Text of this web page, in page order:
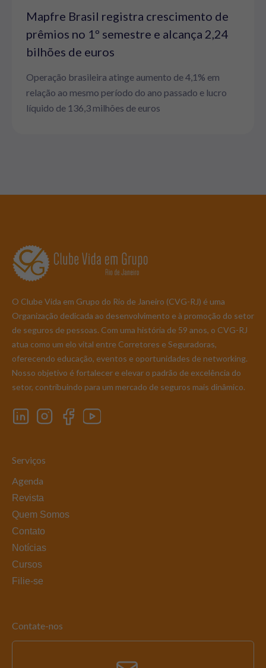
Mapfre Brasil registra crescimento de
prêmios no 1º semestre e alcança 2,24
bilhões de euros
Operação brasileira atinge aumento de 4,1% em
relação ao mesmo período do ano passado e lucro
líquido de 136,3 milhões de euros
O Clube Vida em Grupo do Rio de Janeiro (CVG-RJ) é uma
Organização dedicada ao desenvolvimento e à promoção do setor
de seguros de pessoas. Com uma história de 59 anos, o CVG-RJ
atua como um elo vital entre Corretores e Seguradoras,
oferecendo educação, eventos e oportunidades de networking.
Nosso objetivo é fortalecer e elevar o padrão de excelência do
setor, contribuindo para um mercado de seguros mais dinâmico.
Serviços
Agenda
Revista
Quem Somos
Contato
Notícias
Cursos
Filie-se
Contate-nos